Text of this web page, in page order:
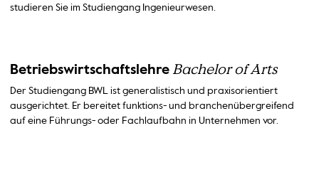
studieren Sie im Studiengang Ingenieurwesen.
Betriebswirtschaftslehre Bachelor of Arts
Der Studiengang BWL ist generalistisch und praxisorientiert
ausgerichtet. Er bereitet funktions- und branchenübergreifend
auf eine Führungs- oder Fachlaufbahn in Unternehmen vor.